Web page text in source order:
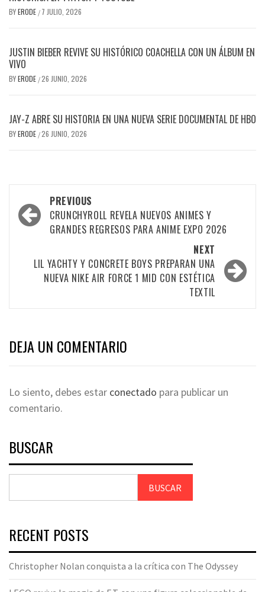
BYERODE / 7 JULIO, 2026
JUSTIN BIEBER REVIVE SU HISTÓRICO COACHELLA CON UN ÁLBUM EN
VIVO
BYERODE /26 JUNIO, 2026
JAY-Z ABRE SU HISTORIA EN UNA NUEVA SERIE DOCUMENTAL DE HBO
BYERODE /26 JUNIO, 2026
PREVIOUS
CRUNCHYROLL REVELA NUEVOS ANIMES Y
GRANDES REGRESOS PARA ANIME EXPO 2026
NEXT
LIL YACHTY Y CONCRETE BOYS PREPARAN UNA
NUEVA NIKE AIR FORCE 1 MID CON ESTÉTICA
TEXTIL
DEJA UN COMENTARIO
Lo siento, debes estar conectado para publicar un
comentario.
BUSCAR
BUSCAR
RECENT POSTS
Christopher Nolan conquista a la crítica con The Odyssey